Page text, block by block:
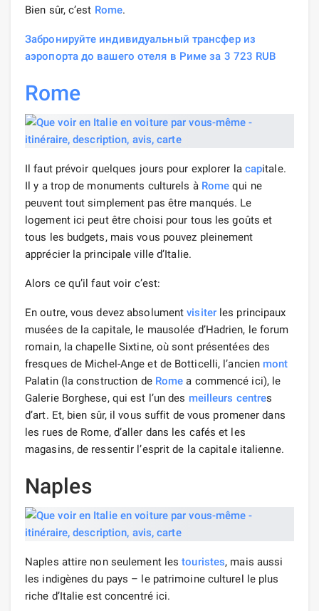
Bien sûr, c’est Rome.
Забронируйте индивидуальный трансфер из
аэропорта до вашего отеля в Риме за 3 723 RUB
Rome
Il faut prévoir quelques jours pour explorer la capitale.
Il y a trop de monuments culturels à Rome qui ne
peuvent tout simplement pas être manqués. Le
logement ici peut être choisi pour tous les goûts et
tous les budgets, mais vous pouvez pleinement
apprécier la principale ville d’Italie.
Alors ce qu’il faut voir c’est:
En outre, vous devez absolumentvisiterles principaux
musées de la capitale, le mausolée d’Hadrien, le forum
romain, la chapelle Sixtine, où sont présentées des
fresques de Michel-Ange et de Botticelli, l’ancien mont
Palatin (la construction de Rome a commencé ici), le
Galerie Borghese, qui est l’un des meilleurs centres
d’art. Et, bien sûr, il vous suffit de vous promener dans
les rues de Rome, d’aller dans les cafés et les
magasins, de ressentir l’esprit de la capitale italienne.
Naples
Naples attire non seulement lestouristes, mais aussi
les indigènes du pays – le patrimoine culturel le plus
riche d’Italie est concentré ici.